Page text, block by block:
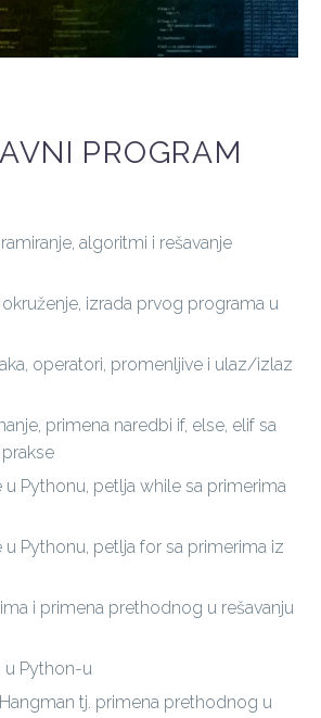
PROGRAM
algoritmi i rešavanje
izrada prvog programa u
operatori, promenljive i ulaz/izlaz
primena naredbi if, else, elif sa
u Pythonu, petlja while sa primerima
u Pythonu, petlja for sa primerima iz
i primena prethodnog u rešavanju
u Python-u
tj. primena prethodnog u